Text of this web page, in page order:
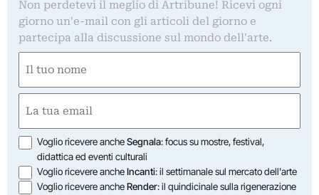
Non perdetevi il meglio di Artribune! Ricevi ogni
giorno un'e-mail con gli articoli del giorno e
partecipa alla discussione sul mondo dell'arte.
(Obbligatorio)
(Obbligatorio)
Opzioni
Voglio ricevere ancheSegnala: focus su mostre, festival,
didattica ed eventi culturali
Voglio ricevere ancheIncanti: il settimanale sul mercato dell'arte
Voglio ricevere ancheRender: il quindicinale sulla rigenerazione